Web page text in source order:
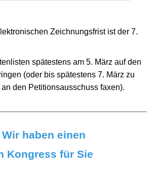
Zeichnungsfrist ist der 7.
spätestens am 5. März auf den
(oder bis spätestens 7. März zu
den Petitionsausschuss faxen).
Wir haben einen
Kongress für Sie